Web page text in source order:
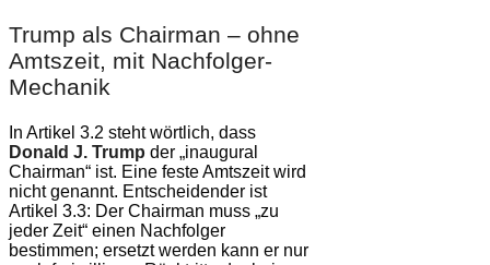
Trump als Chairman – ohne
Amtszeit, mit Nachfolger-
Mechanik
In Artikel 3.2 steht wörtlich, dass
Donald J. Trump der „inaugural
Chairman“ ist. Eine feste Amtszeit wird
nicht genannt. Entscheidender ist
Artikel 3.3: Der Chairman muss „zu
jeder Zeit“ einen Nachfolger
bestimmen; ersetzt werden kann er nur